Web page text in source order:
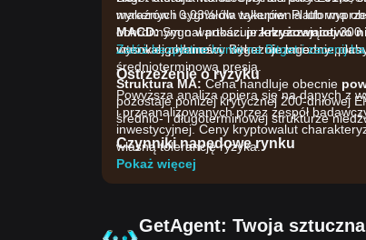
wyraźnych sygnałów wykupienia lub
MACD:Sygnał pokazujekrzyżownictwo
interwał godzinowy wykazuje łagodny
średnioterminową presją.
Struktura MA:Cena handluje obecnie
pozostaje poniżej krytycznej 200-dniowej
średnio- i długoterminowej strukturze
Czynniki napędowe rynku
Aktualną cenę Ethereum i nastroje
użyteczność i zmniejszoną podaż płynną.
makerów i 0,03% dla takerów. Platforma
ochronnym o wartości przekraczającej
wysokiej płynności. Bitget niezmiennie
Załóż bezpłatne konto na Bitget i zacznij
Ostrzeżenie o ryzyku
Powyższa analiza opiera się na danych z
i przeanalizowanych przez zespół
inwestycyjnej. Ceny kryptowalut
własną tolerancję ryzyka.
Pokaż więcej
GetAgent: Twoja